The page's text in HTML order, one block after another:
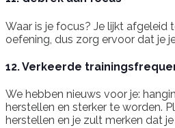
Waar is je focus? Je lijkt afgeleid
oefening, dus zorg ervoor dat je
12. Verkeerde
We hebben nieuws voor je:
herstellen en sterker te worden.
herstellen en je zult merken dat